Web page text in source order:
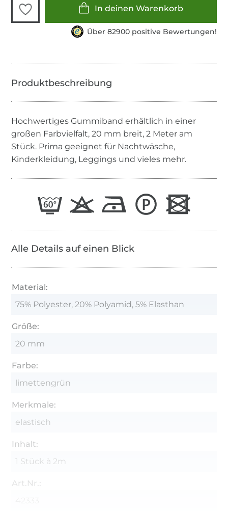
In deinen Warenkorb
Über 82900 positive Bewertungen!
Hochwertiges Gummiband erhältlich in einer
großen Farbvielfalt, 20 mm breit, 2 Meter am
Stück. Prima geeignet für Nachtwäsche,
Kinderkleidung, Leggings und vieles mehr.
Alle Details auf einen Blick
Material:
75% Polyester, 20% Polyamid, 5% Elasthan
Größe:
20 mm
Farbe:
limettengrün
Merkmale:
elastisch
Inhalt:
1 Stück à 2m
Art.Nr.: